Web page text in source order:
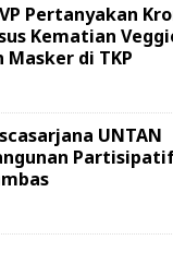
Pertanyakan
Kematian
di TKP
UNTAN